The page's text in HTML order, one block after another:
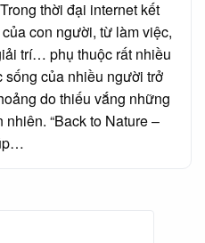
thời đại internet kết
con người, từ làm việc,
trí… phụ thuộc rất nhiều
của nhiều người trở
do thiếu vắng những
“Back to Nature –